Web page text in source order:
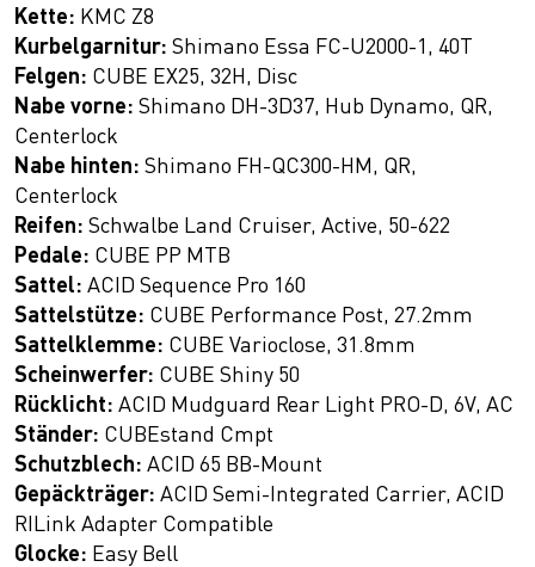
Kette: KMC Z8
Kurbelgarnitur: Shimano Essa FC-U2000-1, 40T
Felgen: CUBE EX25, 32H, Disc
Nabe vorne: Shimano DH-3D37, Hub Dynamo, QR,
Centerlock
Nabe hinten: Shimano FH-QC300-HM, QR,
Centerlock
Reifen: Schwalbe Land Cruiser, Active, 50-622
Pedale: CUBE PP MTB
Sattel: ACID Sequence Pro 160
Sattelstütze: CUBE Performance Post, 27.2mm
Sattelklemme: CUBE Varioclose, 31.8mm
Scheinwerfer: CUBE Shiny 50
Rücklicht: ACID Mudguard Rear Light PRO-D, 6V, AC
Ständer: CUBEstand Cmpt
Schutzblech: ACID 65 BB-Mount
Gepäckträger: ACID Semi-Integrated Carrier, ACID
RILink Adapter Compatible
Glocke: Easy Bell